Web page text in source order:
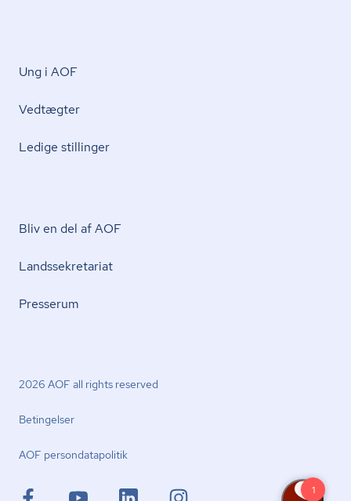
Ung i AOF
Vedtægter
Ledige stillinger
Bliv en del af AOF
Lands­se­kre­ta­ri­at
Presserum
2026 AOF all rights reserved
Betingelser
AOF per­son­da­ta­po­li­tik